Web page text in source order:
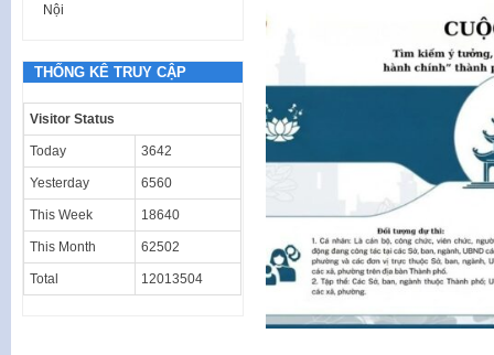
Nội
THỐNG KÊ TRUY CẬP
Visitor Status
Today 3642
Yesterday 6560
This Week 18640
This Month 62502
Total 12013504